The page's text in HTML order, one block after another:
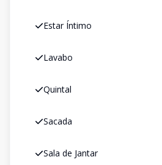
Estar Íntimo
Lavabo
Quintal
Sacada
Sala de Jantar